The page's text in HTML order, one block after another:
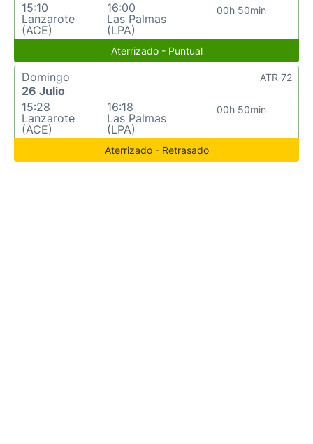
15:10
Lanzarote
(ACE)
16:00
Las Palmas
(LPA)
00h 50min
Aterrizado - Puntual
Domingo
26 Julio
15:28
Lanzarote
(ACE)
16:18
Las Palmas
(LPA)
00h 50min
ATR 72
Aterrizado - Retrasado